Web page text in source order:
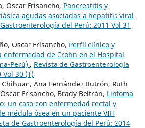
Oscar Frisancho, Pancreatitis y
agudas asociadas a hepatitis viral
del Perú: 2011 Vol 31
Oscar Frisancho, Perfil clínico y
enfermedad de Crohn en el Hospital
Perú) , Revista de Gastroenterología
Vol 30 (1)
Chihuan, Ana Fernández Butrón, Ruth
Frisancho, Brady Beltrán, Linfoma
un caso con enfermedad rectal y
médula ósea en un paciente VIH
de Gastroenterología del Perú: 2014